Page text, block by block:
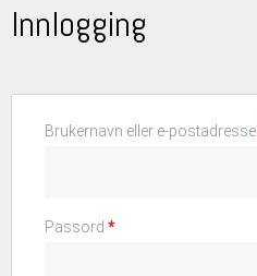
Innlogging
Brukernavn eller e-postadresse
Passord *